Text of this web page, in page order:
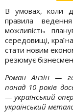
В умовах, коли
правила
можливість
середовищі,
стати новим
резюмує
Роман Анзін —
понад 10 років
— український
український